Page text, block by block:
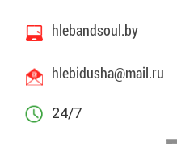
Корм для жи­вот­ных
Ис­кус­ствен­ный пруд с
ный тен­нис, аэрох­ок­кей,
hlebandsoul.by
hlebidusha@​mail.​ru
24/7